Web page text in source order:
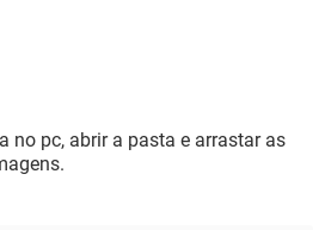
no pc, abrir a pasta e arrastar as